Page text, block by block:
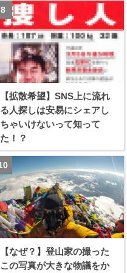
【拡散希望】SNS上に流れ
る人探しは安易にシェアし
ちゃいけないって知って
た！？
【なぜ？】登山家の撮った
この写真が大きな物議をか